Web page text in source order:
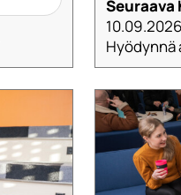
Seuraava
10.09.2026
Hyödynnä